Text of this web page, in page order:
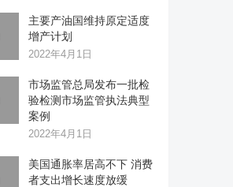
主要产油国维持原定适度
增产计划
2022年4月1日
市场监管总局发布一批检
验检测市场监管执法典型
案例
2022年4月1日
美国通胀率居高不下 消费
者支出增长速度放缓